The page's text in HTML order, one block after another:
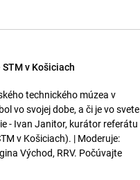
v Košiciach
technického múzea v
vo svojej dobe, a či je vo svete
- Ivan Janitor, kurátor referátu
v Košiciach). | Moderuje:
Východ, RRV. Počúvajte